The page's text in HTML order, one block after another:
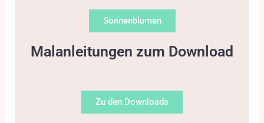
Sonnenblumen
Malanleitungen zum Download
Zu den Downloads